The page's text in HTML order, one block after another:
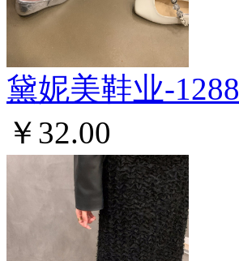
黛妮美鞋业-1288
￥32.00